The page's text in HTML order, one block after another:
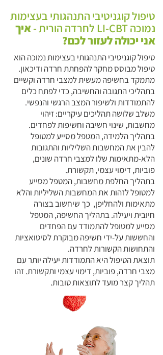
טיפול קוגניטיבי התנהגותי בעצימות
נמוכה LI-CBT לחרדה הורית -
איך
אני יכולה לעזור לכם?
טיפול קוגניטיבי התנהגותי בעצימות נמוכה הוא
טיפול מבוסס מחקר להפחתת חרדה ודיכאון.
מתמקד בחשיפה מעשית למצבי חרדה וקשיים
בתהליכי התגובה והחשיבה, כדי לפתח כלים
להתמודדות ולשיפור המצב הרגשי והנפשי.
משלב שלושה תהליכים עיקריים: זיהוי
מחשבות, שינוי חשיבה וחשיפות לפחדים.
בתהליך הלמידה, המטפל מסייע למטופל
להבין את המחשבות השליליות והתגובות
הלא-מתאימות שלו למצבי חרדה שונים,
פוביות, דימוי עצמי, תקשורת.
בתהליך החלפת מחשבות, המטפל מסייע
למטופל לזהות את המחשבות השליליות והלא
מתאימות ולהחליפן, כך שיחשוב בצורה
חיובית ויעילה.בתהליך החשיפה, המטפל
מסייע למטופל להתמודד עם הפחדים
והחששות על-ידי חשיפה מבוקרת לסיטואציות
והתחושות הקשורות לחרדה.
תוצאת הטיפול היא התמודדות יעילה יותר עם
מצבי חרדה, פוביות, דימוי עצמי ותקשורת. זהו
תהליך קצר מועד לתוצאות טובות.